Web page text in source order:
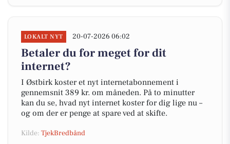
LOKALT NYT 20-07-2026 06:02
Betaler du for meget for dit
internet?
I Østbirk koster et nyt internetabonnement i
gennemsnit 389 kr. om måneden. På to minutter
kan du se, hvad nyt internet koster for dig lige nu –
og om der er penge at spare ved at skifte.
Kilde: TjekBredbånd